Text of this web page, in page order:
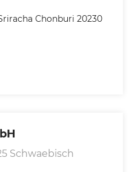
Chonburi 20230
Schwaebisch